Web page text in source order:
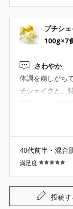
プチシ
100g×7
さわやか
体調を崩しがち
チシェイクと、
甘味もあってと
た購入させてい
40代前半・混合
満足度
投稿す